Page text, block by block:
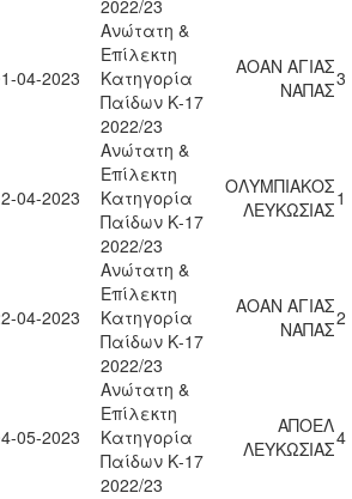
2022/23
04-2023
Ανώτατη &
Επίλεκτη
Κατηγορία
Παίδων Κ-17
2022/23
ΑΟΑΝ ΑΓΙΑΣ
ΝΑΠΑΣ3
04-2023
Ανώτατη &
Επίλεκτη
Κατηγορία
Παίδων Κ-17
2022/23
ΟΛΥΜΠΙΑΚΟΣ
ΛΕΥΚΩΣΙΑΣ1
04-2023
Ανώτατη &
Επίλεκτη
Κατηγορία
Παίδων Κ-17
2022/23
ΑΟΑΝ ΑΓΙΑΣ
ΝΑΠΑΣ2
05-2023
Ανώτατη &
Επίλεκτη
Κατηγορία
Παίδων Κ-17
2022/23
ΑΠΟΕΛ
ΛΕΥΚΩΣΙΑΣ4